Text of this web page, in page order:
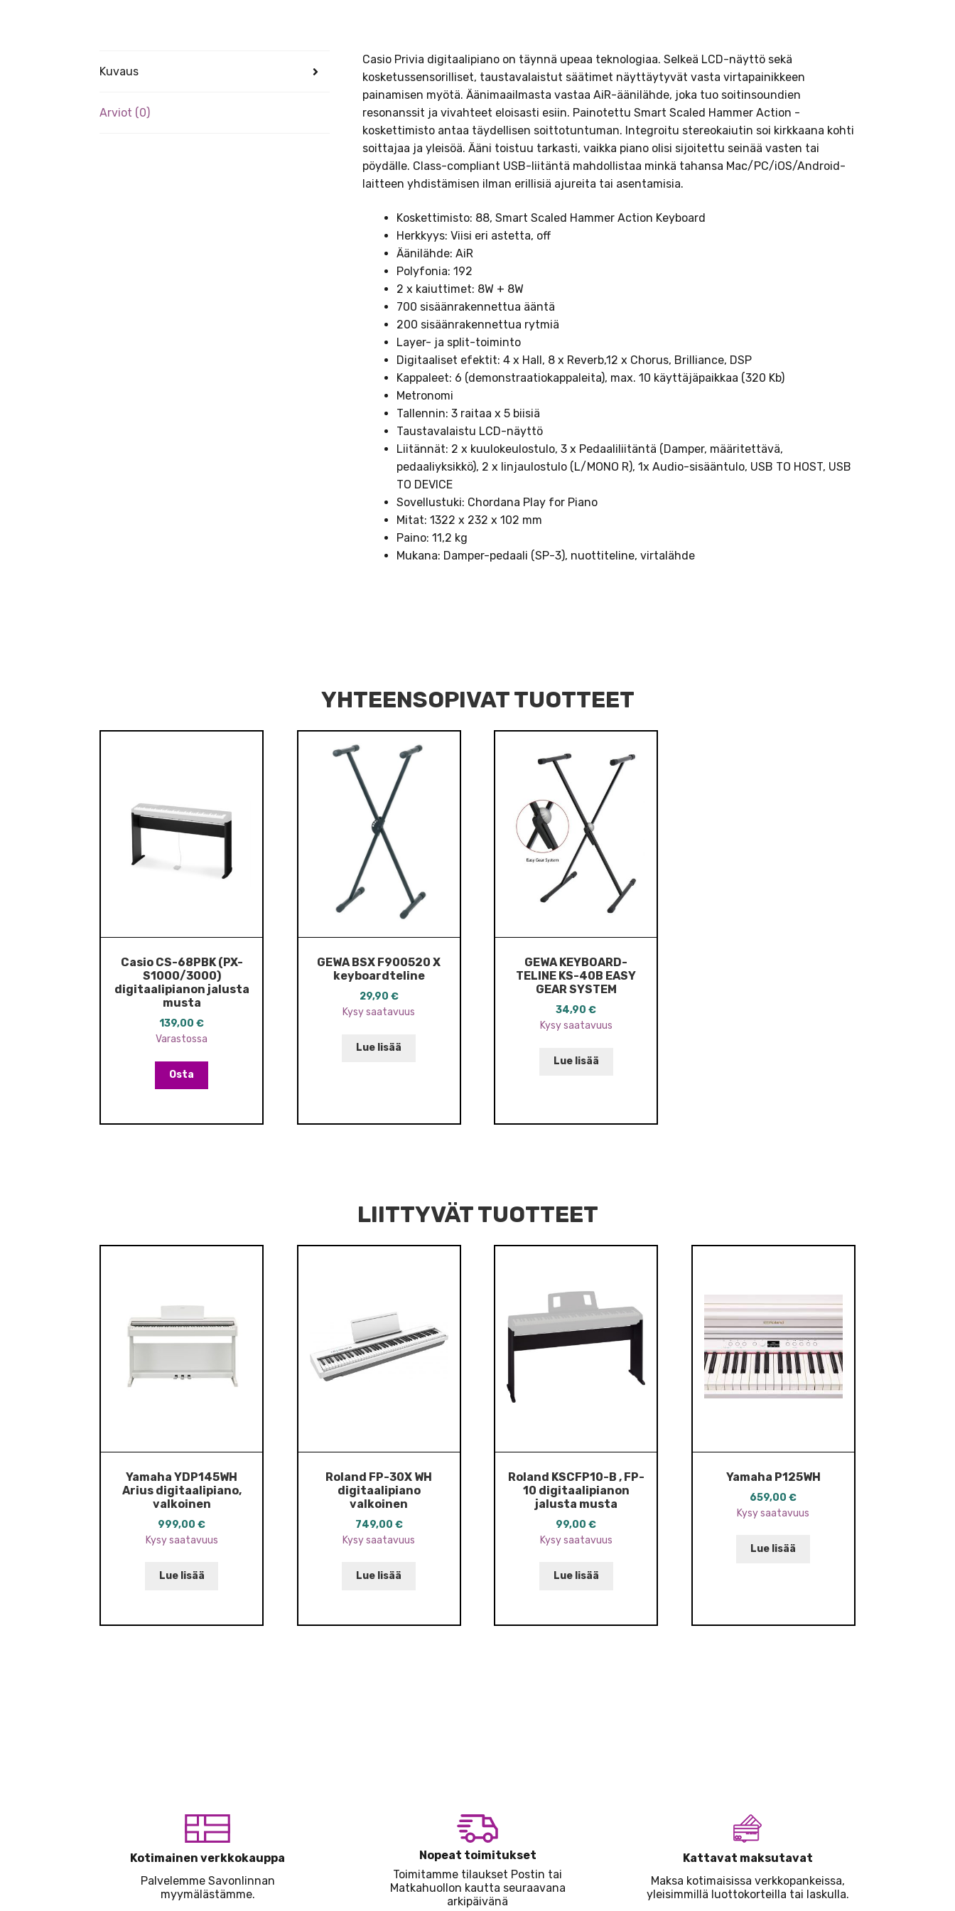
Kuvaus
Arviot (0)
Casio Privia digitaalipiano on täynnä upeaa teknologiaa. Selkeä LCD-näyttö sekä
kosketussensorilliset, taustavalaistut säätimet näyttäytyvät vasta virtapainikkeen
painamisen myötä. Äänimaailmasta vastaa AiR-äänilähde, joka tuo soitinsoundien
resonanssit ja vivahteet eloisasti esiin. Painotettu Smart Scaled Hammer Action -
koskettimisto antaa täydellisen soittotuntuman. Integroitu stereokaiutin soi kirkkaana kohti
soittajaa ja yleisöä. Ääni toistuu tarkasti, vaikka piano olisi sijoitettu seinää vasten tai
pöydälle. Class-compliant USB-liitäntä mahdollistaa minkä tahansa Mac/PC/iOS/Android-
laitteen yhdistämisen ilman erillisiä ajureita tai asentamisia.
Koskettimisto: 88, Smart Scaled Hammer Action Keyboard
Herkkyys: Viisi eri astetta, off
Äänilähde: AiR
Polyfonia: 192
2 x kaiuttimet: 8W + 8W
700 sisäänrakennettua ääntä
200 sisäänrakennettua rytmiä
Layer- ja split-toiminto
Digitaaliset efektit: 4 x Hall, 8 x Reverb,12 x Chorus, Brilliance, DSP
Kappaleet: 6 (demonstraatiokappaleita), max. 10 käyttäjäpaikkaa (320 Kb)
Metronomi
Tallennin: 3 raitaa x 5 biisiä
Taustavalaistu LCD-näyttö
Liitännät: 2 x kuulokeulostulo, 3 x Pedaaliliitäntä (Damper, määritettävä,
pedaaliyksikkö), 2 x linjaulostulo (L/MONO R), 1x Audio-sisääntulo, USB TO HOST, USB
TO DEVICE
Sovellustuki: Chordana Play for Piano
Mitat: 1322 x 232 x 102 mm
Paino: 11,2 kg
Mukana: Damper-pedaali (SP-3), nuottiteline, virtalähde
YHTEENSOPIVAT TUOTTEET
Casio CS-68PBK (PX-
S1000/3000)
digitaalipianon jalusta
musta
139,00€
Varastossa
Osta
GEWA BSX F900520 X
keyboardteline
29,90 €
Kysy saatavuus
Lue lisää
GEWA KEYBOARD-
TELINE KS-40B EASY
GEAR SYSTEM
34,90€
Kysy saatavuus
Lue lisää
LIITTYVÄT TUOTTEET
Yamaha YDP145WH
Arius digitaalipiano,
valkoinen
999,00€
Kysy saatavuus
Lue lisää
Roland FP-30X WH
digitaalipiano
valkoinen
749,00 €
Kysy saatavuus
Lue lisää
Roland KSCFP10-B , FP-
10 digitaalipianon
jalusta musta
99,00€
Kysy saatavuus
Lue lisää
Yamaha P125WH
659,00€
Kysy saatavuus
Lue lisää
Kotimainen verkkokauppa
Palvelemme Savonlinnan
myymälästämme.
Nopeat toimitukset
Toimitamme tilaukset Postin tai
Matkahuollon kautta seuraavana
arkipäivänä
Kattavat maksutavat
Maksa kotimaisissa verkkopankeissa,
yleisimmillä luottokorteilla tai laskulla.